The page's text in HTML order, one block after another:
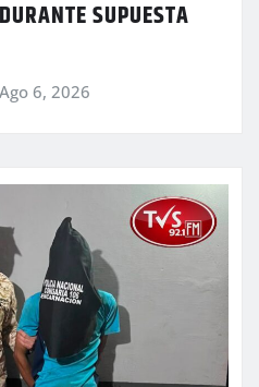
SUPUESTA
Ago 6, 2026